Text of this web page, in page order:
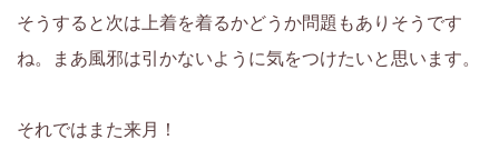
そうすると次は上着を着るかどうか問題もありそうです
ね。まあ風邪は引かないように気をつけたいと思います。
それではまた来月！